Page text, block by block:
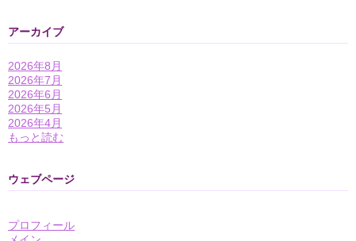
アーカイブ
2026年8月
2026年7月
2026年6月
2026年5月
2026年4月
もっと読む
ウェブページ
プロフィール